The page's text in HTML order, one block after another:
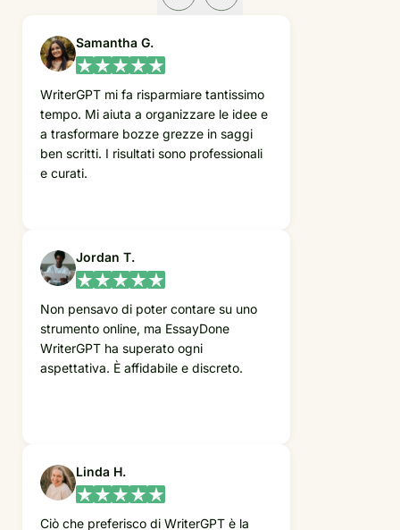
Samantha G.
WriterGPT mi fa risparmiare tantissimo
tempo. Mi aiuta a organizzare le idee e
a trasformare bozze grezze in saggi
ben scritti. I risultati sono professionali
e curati.
Jordan T.
Non pensavo di poter contare su uno
strumento online, ma EssayDone
WriterGPT ha superato ogni
aspettativa. È affidabile e discreto.
Linda H.
Ciò che preferisco di WriterGPT è la